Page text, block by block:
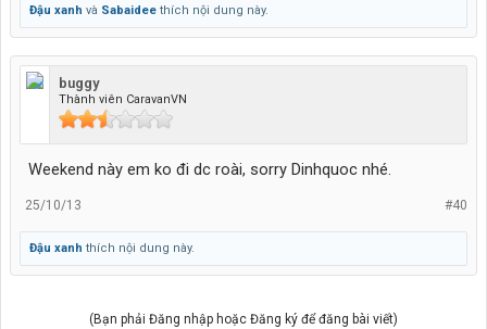
Đậu xanh và Sabaidee thích nội dung này.
buggy
Thành viên CaravanVN
Weekend này em ko đi dc roài, sorry Dinhquoc nhé.
#40
25/10/13
Đậu xanh thích nội dung này.
(Bạn phải Đăng nhập hoặc Đăng ký để đăng bài viết)